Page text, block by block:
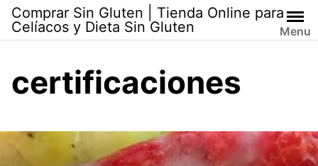
Skip
content
Comprar Sin Gluten | Tienda Online para
Celíacos y Dieta Sin Gluten
Menu
certificaciones